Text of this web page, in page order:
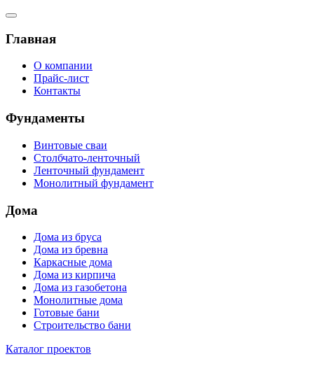
Главная
О компании
Прайс-лист
Контакты
Фундаменты
Винтовые сваи
Столбчато-ленточный
Ленточный фундамент
Монолитный фундамент
Дома
Дома из бруса
Дома из бревна
Каркасные дома
Дома из кирпича
Дома из газобетона
Монолитные дома
Готовые бани
Строительство бани
Каталог проектов